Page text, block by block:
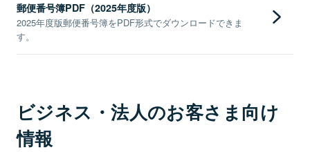
郵便番号簿PDF（2025年度版）
2025年度版郵便番号簿をPDF形式でダウンロードできま
す。
ビジネス・法人のお客さま向け
情報